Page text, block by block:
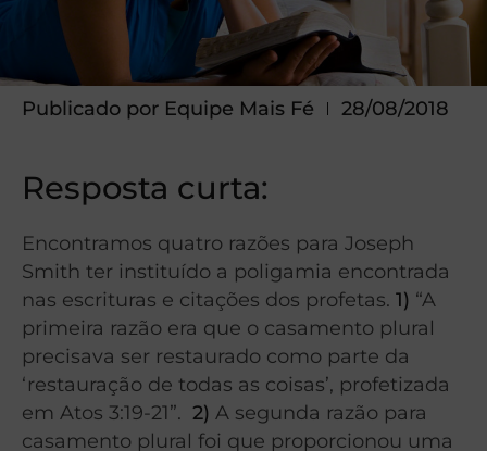
Publicado por Equipe Mais Fé 28/08/2018
Resposta curta:
Encontramos quatro razões para Joseph
Smith ter instituído a poligamia encontrada
nas escrituras e citações dos profetas. 1) “A
primeira razão era que o casamento plural
precisava ser restaurado como parte da
‘restauração de todas as coisas’, profetizada
em Atos 3:19-21”. 2) A segunda razão para
casamento plural foi que proporcionou uma